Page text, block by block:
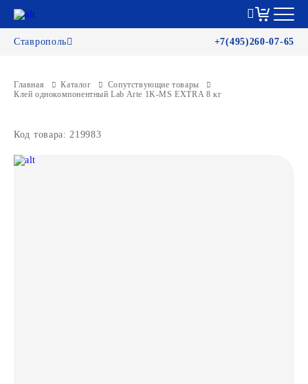
Ставрополь +7(495)260-07-65
Главная Каталог
Сопутствующие товары
Клей однокомпонентный Lab Arte 1K-MS EXTRA 8 кг
Код товара: 219983